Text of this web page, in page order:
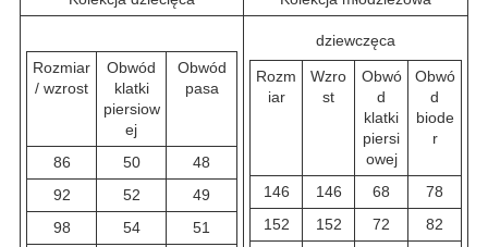
Rozmiar
/ wzrost
Obwód
klatki
piersiow
ej
Obwód
pasa
86 50
48
92
52
49
98
54
51
dziewczęca
Rozm
iar
Wzro
st
Obwó
d
klatki
piersi
owej
Obwó
d
biode
r
146 146 68
78
152
152 72
82